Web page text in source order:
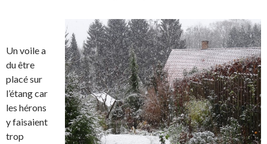
Un voile a
du être
placé sur
l’étang car
les hérons
y faisaient
trop